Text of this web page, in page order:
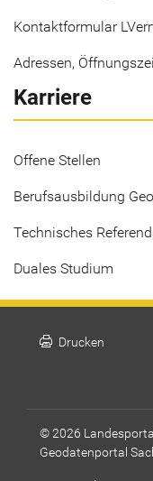
Kontaktformular
Adressen,
Karriere
Offene Stellen
Berufsausbildung
Technisches
Duales Studium
print Drucken
© 2026
Geodatenportal